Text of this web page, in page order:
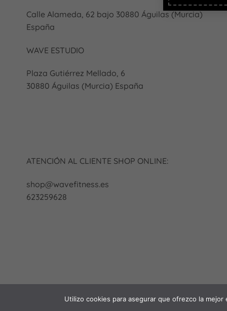
Calle Alameda, 62 bajo 30880 Águilas (Murcia)
España
WAVE ESTUDIO
Plaza Gutiérrez Mellado, 6
30880 Águilas (Murcia) España
ATENCIÓN AL CLIENTE SHOP ONLINE:
shop@wavefitness.es
623259628
Utilizo cookies para asegurar que ofrezco la